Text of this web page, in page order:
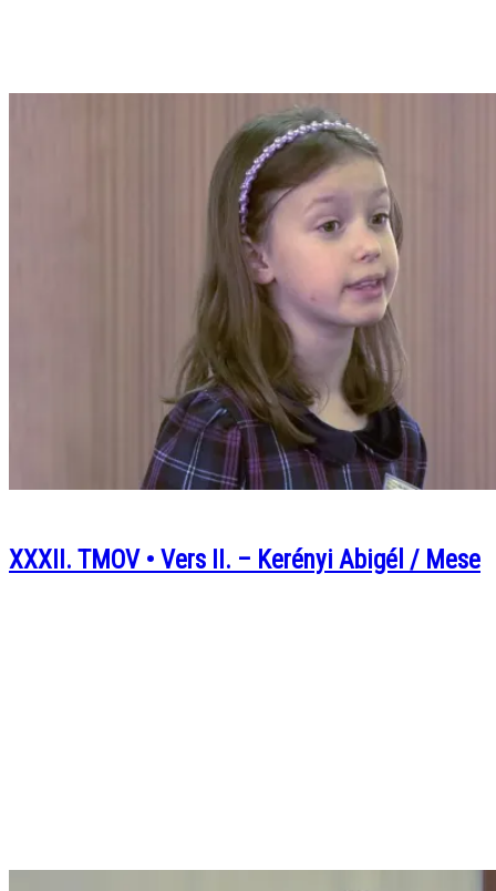
XXXII. TMOV • Vers II. – Kerényi Abigél / Mese